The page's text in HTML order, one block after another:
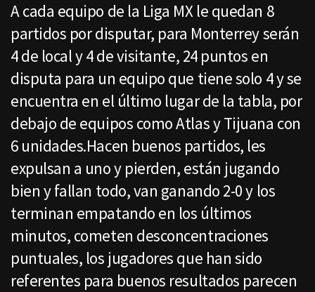
A cada equipo de la Liga MX le quedan 8
partidos por disputar, para Monterrey serán
4 de local y 4 de visitante, 24 puntos en
disputa para un equipo que tiene solo 4 y se
encuentra en el último lugar de la tabla, por
debajo de equipos como Atlas y Tijuana con
6 unidades.Hacen buenos partidos, les
expulsan a uno y pierden, están jugando
bien y fallan todo, van ganando 2-0 y los
terminan empatando en los últimos
minutos, cometen desconcentraciones
puntuales, los jugadores que han sido
referentes para buenos resultados parecen